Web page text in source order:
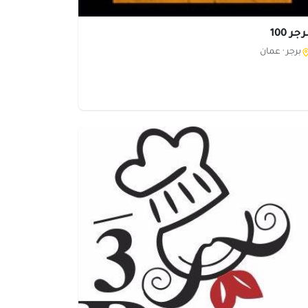
100
برجر · عمان